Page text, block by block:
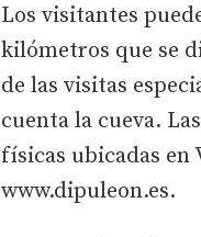
Los visitantes
kilómetros que se
de las visitas
cuenta la cueva.
físicas ubicadas en
www.dipuleon.es.